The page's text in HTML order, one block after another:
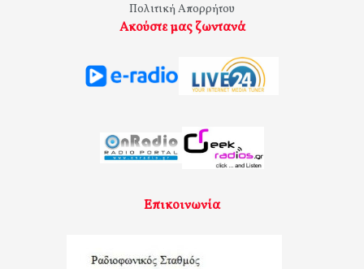
Πολιτική Απορρήτου
Ακούστε μας ζωντανά
Επικοινωνία